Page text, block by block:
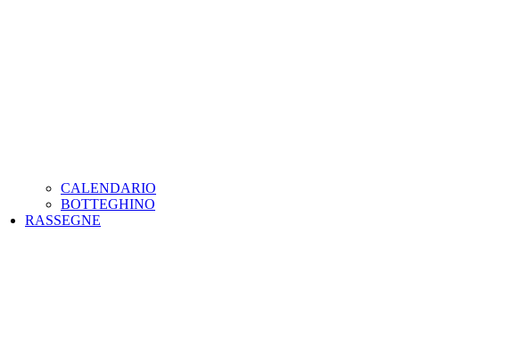
CALENDARIO
BOTTEGHINO
RASSEGNE